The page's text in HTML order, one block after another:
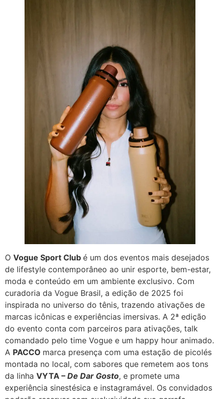
O Vogue Sport Club é um dos eventos mais desejados
de lifestyle contemporâneo ao unir esporte, bem-estar,
moda e conteúdo em um ambiente exclusivo. Com
curadoria da Vogue Brasil, a edição de 2025 foi
inspirada no universo do tênis, trazendo ativações de
marcas icônicas e experiências imersivas. A 2ª edição
do evento conta com parceiros para ativações, talk
comandado pelo time Vogue e um happy hour animado.
A PACCO marca presença com uma estação de picolés
montada no local, com sabores que remetem aos tons
da linha VYTA – De Dar Gosto, e promete uma
experiência sinestésica e instagramável. Os convidados